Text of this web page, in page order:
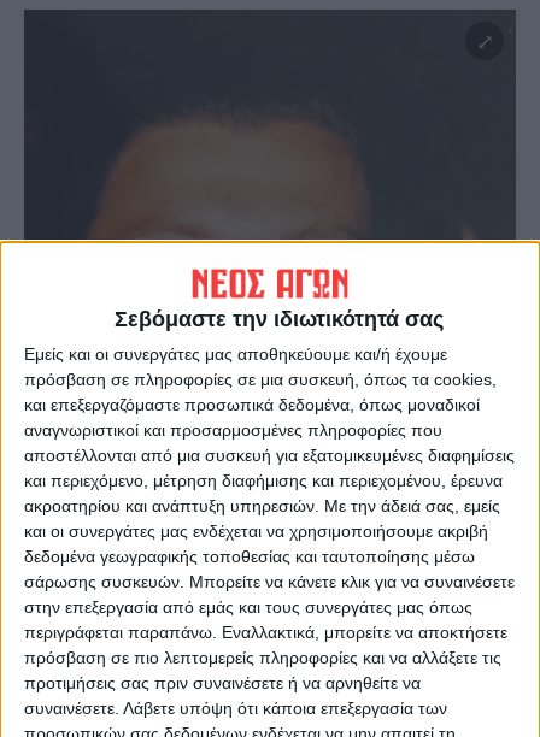
Σεβόμαστε την ιδιωτικότητά σας
Εμείς και οι συνεργάτες μας αποθηκεύουμε και/ή έχουμε
πρόσβαση σε πληροφορίες σε μια συσκευή, όπως τα cookies,
και επεξεργαζόμαστε προσωπικά δεδομένα, όπως μοναδικοί
αναγνωριστικοί και προσαρμοσμένες πληροφορίες που
αποστέλλονται από μια συσκευή για εξατομικευμένες διαφημίσεις
και περιεχόμενο, μέτρηση διαφήμισης και περιεχομένου, έρευνα
ακροατηρίου και ανάπτυξη υπηρεσιών. Με την άδειά σας, εμείς
και οι συνεργάτες μας ενδέχεται να χρησιμοποιήσουμε ακριβή
δεδομένα γεωγραφικής τοποθεσίας και ταυτοποίησης μέσω
σάρωσης συσκευών. Μπορείτε να κάνετε κλικ για να συναινέσετε
στην επεξεργασία από εμάς και τους συνεργάτες μας όπως
περιγράφεται παραπάνω. Εναλλακτικά, μπορείτε να αποκτήσετε
πρόσβαση σε πιο λεπτομερείς πληροφορίες και να αλλάξετε τις
προτιμήσεις σας πριν συναινέσετε ή να αρνηθείτε να
συναινέσετε. Λάβετε υπόψη ότι κάποια επεξεργασία των